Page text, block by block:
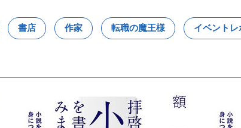
書店 作家 転職の魔王様 イベントレ